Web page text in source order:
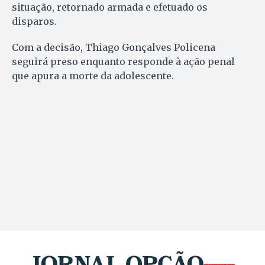
situação, retornado armada e efetuado os
disparos.
Com a decisão, Thiago Gonçalves Policena
seguirá preso enquanto responde à ação penal
que apura a morte da adolescente.